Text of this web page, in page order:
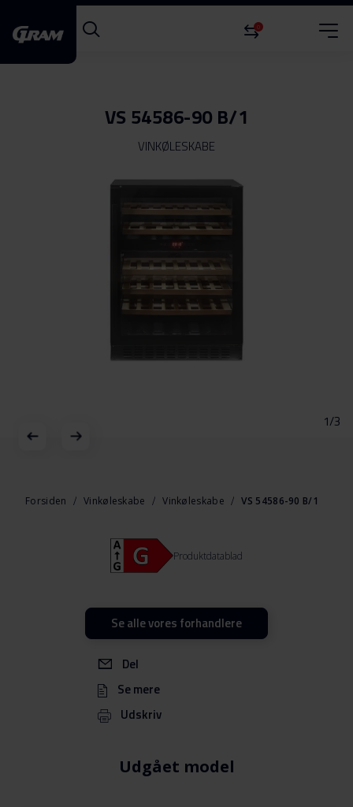
0
VS 54586-90 B/1
VINKØLESKABE
1/3
starten
Forsiden Vinkøleskabe Vinkøleskabe VS 54586-90 B/1
Udgået model
Del
Se mere
Udskriv
Produktdatablad
Se alle vores forhandlere